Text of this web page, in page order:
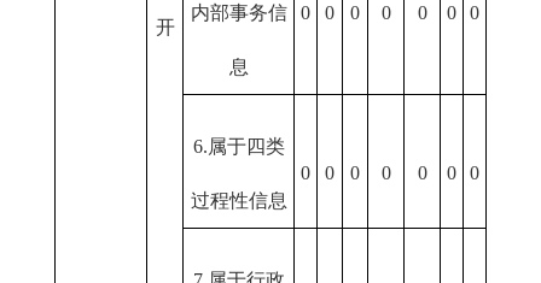
开
内部事务信
息
0 0 0 0 0 0 0
6.属于四类
过程性信息
0 0 0 0 0 0 0